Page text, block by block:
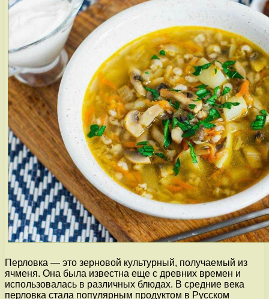
Перловка — это зерновой культурный, получаемый из
ячменя. Она была известна еще с древних времен и
использовалась в различных блюдах. В средние века
перловка стала популярным продуктом в Русском